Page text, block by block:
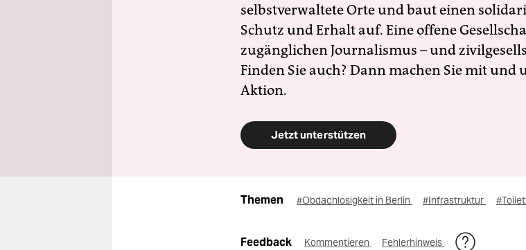
selbstverwaltete Orte und baut einen
Schutz und Erhalt auf. Eine offene
zugänglichen Journalismus – und
Finden Sie auch? Dann machen Sie mit und
Aktion.
Jetzt unterstützen
Themen #Obdachlosigkeit in Berlin #Infrastruktur
Feedback Kommentieren Fehlerhinweis